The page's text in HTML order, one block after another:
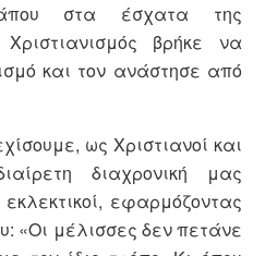
στα έσχατα της
βρήκε να
και τον ανάστησε από
ως Χριστιανοί και
διαχρονική μας
εφαρμόζοντας
«Οι μέλισσες δεν πετάνε